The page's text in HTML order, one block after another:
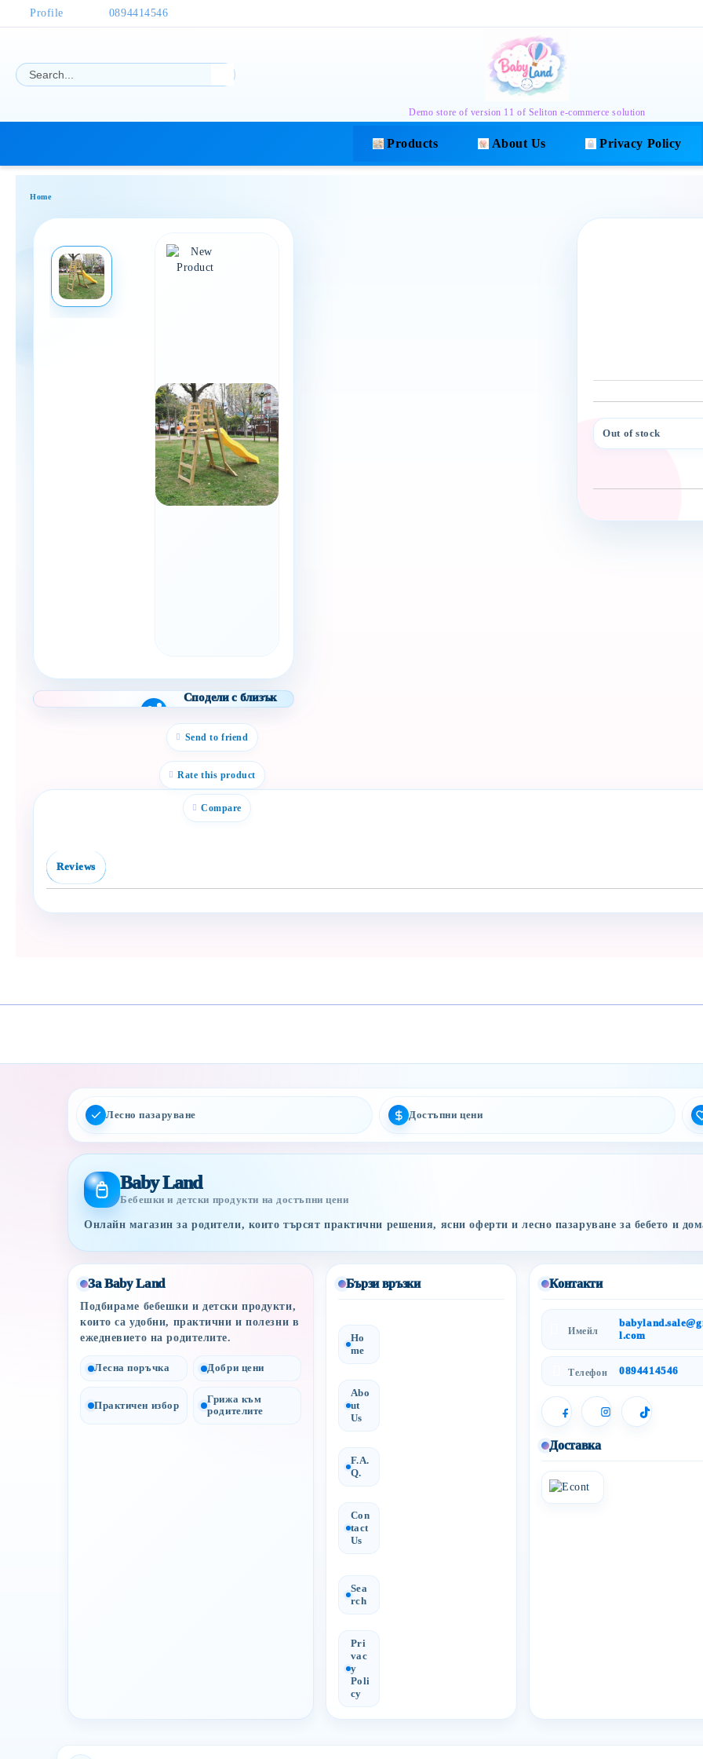
Profile 0894414546
Demo store of version 11 of Seliton e-commerce solution
Products About Us Privacy Policy
Home
Out of stock
Сподели с близък
бебе? Изпрати го бързо.
Facebook Viber
WhatsApp
Копирай линк
Send to friend
Rate this product
Compare
Reviews
Лесно пазаруване Достъпни цени
Baby Land
Бебешки и детски продукти на достъпни цени
Онлайн магазин за родители, които търсят практични решения, ясни оферти и лесно пазаруване за бебето и
За Baby Land
Подбираме бебешки и детски продукти,
които са удобни, практични и полезни в
ежедневието на родителите.
Лесна поръчка Добри цени
Практичен избор
Грижа към
родителите
Бързи връзки
Ho
me
Abo
ut
Us
F.A.
Q.
Con
tact
Us
Sea
rch
Pri
vac
y
Poli
cy
Контакти
Имейл
l.com
Телефон 0894414546
Доставка